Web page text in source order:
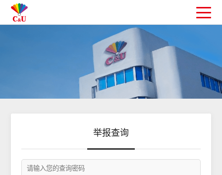
举报查询